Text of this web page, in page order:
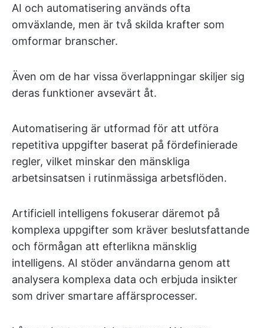
AI och automatisering används ofta
omväxlande, men är två skilda krafter som
omformar branscher.
Även om de har vissa överlappningar skiljer sig
deras funktioner avsevärt åt.
Automatisering är utformad för att utföra
repetitiva uppgifter baserat på fördefinierade
regler, vilket minskar den mänskliga
arbetsinsatsen i rutinmässiga arbetsflöden.
Artificiell intelligens fokuserar däremot på
komplexa uppgifter som kräver beslutsfattande
och förmågan att efterlikna mänsklig
intelligens. AI stöder användarna genom att
analysera komplexa data och erbjuda insikter
som driver smartare affärsprocesser.